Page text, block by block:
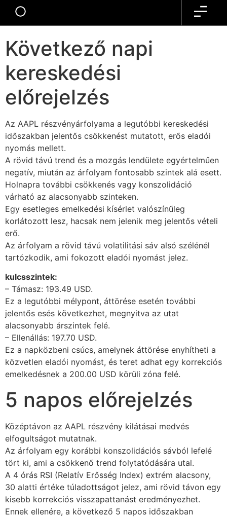
AI AAPL
Következő napi
kereskedési
előrejelzés
Az AAPL részvényárfolyama a legutóbbi kereskedési
időszakban jelentős csökkenést mutatott, erős eladói
nyomás mellett.
A rövid távú trend és a mozgás lendülete egyértelműen
negatív, miután az árfolyam fontosabb szintek alá esett.
Holnapra további csökkenés vagy konszolidáció
várható az alacsonyabb szinteken.
Egy esetleges emelkedési kísérlet valószínűleg
korlátozott lesz, hacsak nem jelenik meg jelentős vételi
erő.
Az árfolyam a rövid távú volatilitási sáv alsó szélénél
tartózkodik, ami fokozott eladói nyomást jelez.
kulcsszintek:
– Támasz: 193.49 USD.
Ez a legutóbbi mélypont, áttörése esetén további
jelentős esés következhet, megnyitva az utat
alacsonyabb árszintek felé.
– Ellenállás: 197.70 USD.
Ez a napközbeni csúcs, amelynek áttörése enyhítheti a
közvetlen eladói nyomást, és teret adhat egy korrekciós
emelkedésnek a 200.00 USD körüli zóna felé.
5 napos előrejelzés
Középtávon az AAPL részvény kilátásai medvés
elfogultságot mutatnak.
Az árfolyam egy korábbi konszolidációs sávból lefelé
tört ki, ami a csökkenő trend folytatódására utal.
A 4 órás RSI (Relatív Erősség Index) extrém alacsony,
30 alatti értéke túladottságot jelez, ami rövid távon egy
kisebb korrekciós visszapattanást eredményezhet.
Ennek ellenére, a következő 5 napos időszakban